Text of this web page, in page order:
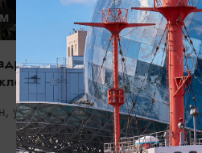
ЭКСТРИМ
Клуб метания топоров Axe
Калининград,
этаж